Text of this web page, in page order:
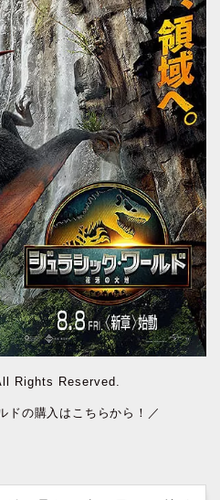
Rights Reserved.
ドの購入はこちらから！／